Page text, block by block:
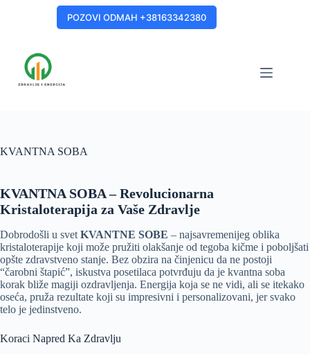
POZOVI ODMAH +38163342380
KVANTNA SOBA
KVANTNA SOBA – Revolucionarna
Kristaloterapija za Vaše Zdravlje
Dobrodošli u svet KVANTNE SOBE – najsavremenijeg oblika
kristaloterapije koji može pružiti olakšanje od tegoba kičme i poboljšati
opšte zdravstveno stanje. Bez obzira na činjenicu da ne postoji
“čarobni štapić”, iskustva posetilaca potvrđuju da je kvantna soba
korak bliže magiji ozdravljenja. Energija koja se ne vidi, ali se itekako
oseća, pruža rezultate koji su impresivni i personalizovani, jer svako
telo je jedinstveno.
Koraci Napred Ka Zdravlju